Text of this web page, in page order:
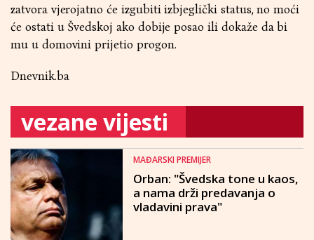
zatvora vjerojatno će izgubiti izbjeglički status, no moći
će ostati u Švedskoj ako dobije posao ili dokaže da bi
mu u domovini prijetio progon.
Dnevnik.ba
vezane vijesti
MAĐARSKI PREMIJER
Orban: "Švedska tone u kaos,
a nama drži predavanja o
vladavini prava"